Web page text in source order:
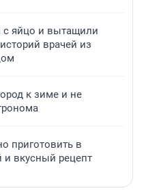
с яйцо и вытащили
врачей из
к зиме и не
приготовить в
и вкусный рецепт